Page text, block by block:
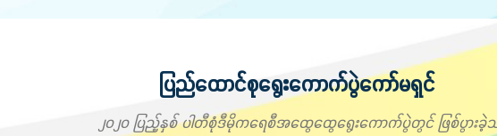
ပြည်ထောင်စုရွေးကောက်ပွဲကော်မရှင်
၂၀၂၀ ပြည့်နှစ် ပါတီစုံဒီမိုကရေစီအထွေထွေရွေးကောက်ပွဲတွင် ဖြစ်ပွား